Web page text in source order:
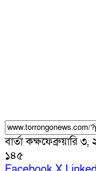
বার্তা কক্ষফেব্রুয়ারি
১৪৫